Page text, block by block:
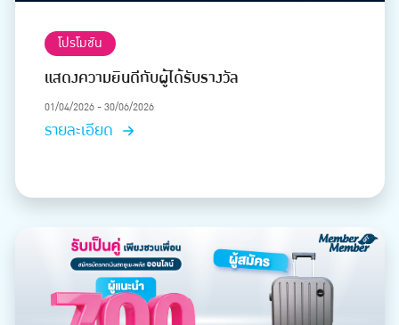
โปรโมชัน
แสดงความยินดีกับผู้ได้รับรางวัล
01/04/2026 - 30/06/2026
รายละเอียด